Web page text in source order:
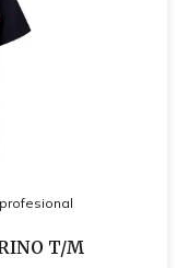
T/M